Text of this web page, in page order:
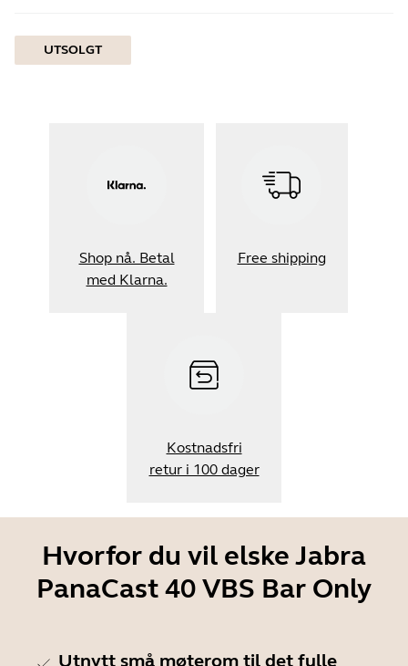
UTSOLGT
Shop nå. Betal
med Klarna.
Free shipping
Kostnadsfri
retur i 100 dager
Hvorfor du vil elske Jabra
PanaCast 40 VBS Bar Only
Utnytt små møterom til det fulle